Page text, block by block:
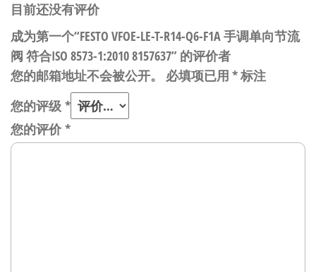
目前还没有评价
成为第一个“FESTO VFOE-LE-T-R14-Q6-F1A 手调单向节流
阀 符合ISO 8573-1:2010 8157637” 的评价者
您的邮箱地址不会被公开。
必填项已用 *标注
您的评级 *
您的评价*